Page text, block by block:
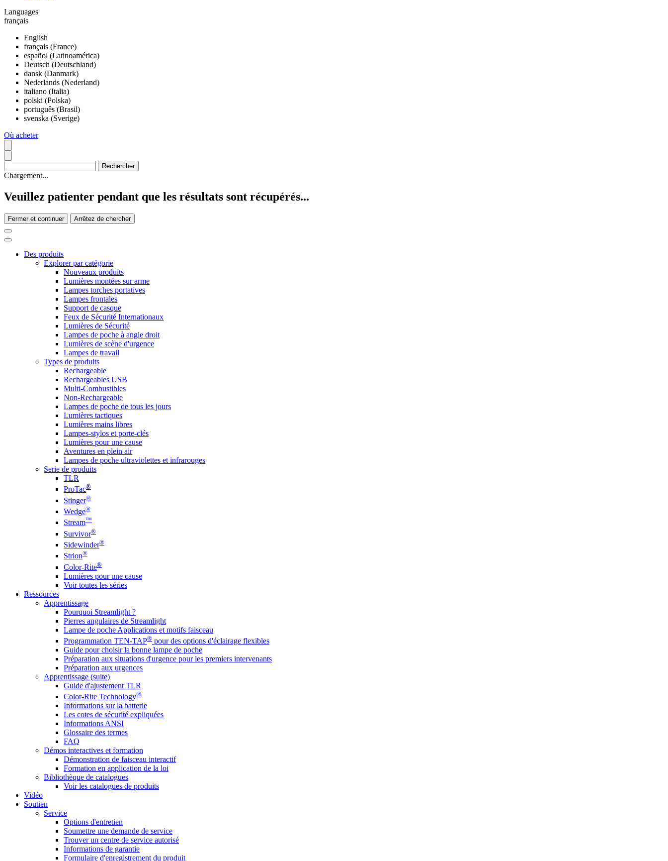
Languages
français
English
français (France)
español (Latinoamérica)
Deutsch (Deutschland)
dansk (Danmark)
Nederlands (Nederland)
italiano (Italia)
polski (Polska)
português (Brasil)
svenska (Sverige)
Où acheter
Chargement...
Veuillez patienter pendant que les résultats sont récupérés...
Fermer et continuer Arrêtez de chercher
Des produits
Explorer par catégorie
Nouveaux produits
Lumières montées sur arme
Lampes torches portatives
Lampes frontales
Support de casque
Feux de Sécurité Internationaux
Lumières de Sécurité
Lampes de poche à angle droit
Lumières de scène d'urgence
Lampes de travail
Types de produits
Rechargeable
Rechargeables USB
Multi-Combustibles
Non-Rechargeable
Lampes de poche de tous les jours
Lumières tactiques
Lumières mains libres
Lampes-stylos et porte-clés
Lumières pour une cause
Aventures en plein air
Lampes de poche ultraviolettes et infrarouges
Serie de produits
TLR
ProTac®
Stinger®
Wedge®
Stream™
Survivor®
Sidewinder®
Strion®
Color-Rite®
Lumières pour une cause
Voir toutes les séries
Ressources
Apprentissage
Pourquoi Streamlight ?
Pierres angulaires de Streamlight
Lampe de poche Applications et motifs faisceau
Programmation TEN-TAP® pour des options d'éclairage flexibles
Guide pour choisir la bonne lampe de poche
Préparation aux situations d'urgence pour les premiers intervenants
Préparation aux urgences
Apprentissage (suite)
Guide d'ajustement TLR
Color-Rite Technology®
Informations sur la batterie
Les cotes de sécurité expliquées
Informations ANSI
Glossaire des termes
FAQ
Démos interactives et formation
Démonstration de faisceau interactif
Formation en application de la loi
Bibliothèque de catalogues
Voir les catalogues de produits
Vidéo
Soutien
Service
Options d'entretien
Soumettre une demande de service
Trouver un centre de service autorisé
Informations de garantie
Formulaire d'enregistrement du produit